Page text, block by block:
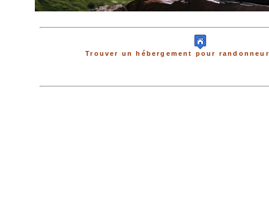
Trouver un hébergement pour